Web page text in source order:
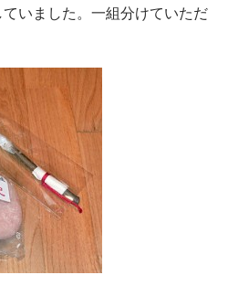
いました。一組分けていただ